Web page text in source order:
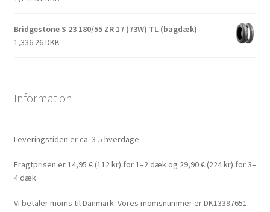
Bridgestone S 23 180/55 ZR 17 (73W) TL (bagdæk)
1,336.26 DKK
Information
Leveringstiden er ca. 3-5 hverdage.
Fragtprisen er 14,95 € (112 kr) for 1–2 dæk og 29,90 € (224 kr) for 3–
4 dæk.
Vi betaler moms til Danmark. Vores momsnummer er DK13397651.